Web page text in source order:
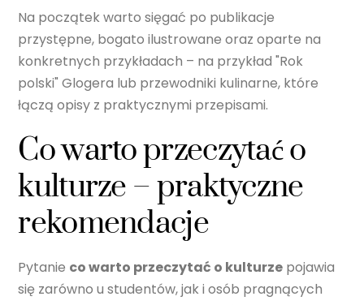
Na początek warto sięgać po publikacje
przystępne, bogato ilustrowane oraz oparte na
konkretnych przykładach – na przykład "Rok
polski" Glogera lub przewodniki kulinarne, które
łączą opisy z praktycznymi przepisami.
Co warto przeczytać o
kulturze – praktyczne
rekomendacje
Pytanie co warto przeczytać o kulturze pojawia
się zarówno u studentów, jak i osób pragnących